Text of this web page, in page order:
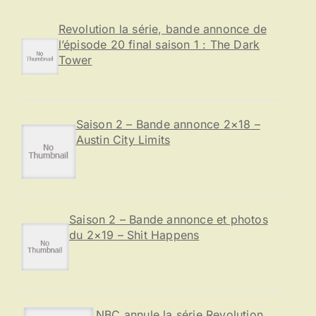
r
Revolution la série, bande annonce de
l’épisode 20 final saison 1 : The Dark
Tower
Saison 2 – Bande annonce 2×18 –
Austin City Limits
Saison 2 – Bande annonce et photos
du 2×19 – Shit Happens